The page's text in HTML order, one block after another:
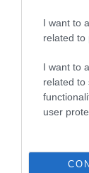
I want to
related to
I want to
related to
user
Legfrissebb